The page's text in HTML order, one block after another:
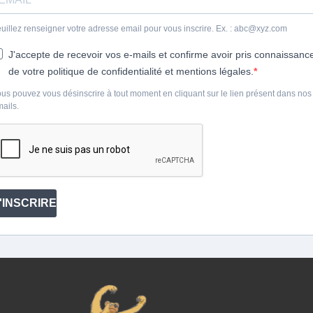
renseigner votre adresse email pour vous inscrire. Ex. : abc@xyz.com
J'accepte de recevoir vos e-mails et confirme avoir pris
de votre politique de confidentialité et mentions légales.
pouvez vous désinscrire à tout moment en cliquant sur le lien présent dans nos